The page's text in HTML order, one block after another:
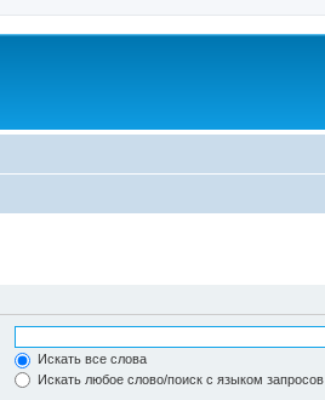
Искать все слова
Искать любое слово/поиск с языком запросов